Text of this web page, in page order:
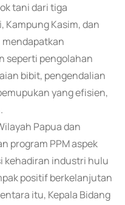
tani dari tiga
Kampung Kasim, dan
mendapatkan
seperti pengolahan
bibit, pengendalian
yang efisien,
Papua dan
program PPM aspek
kehadiran industri hulu
positif berkelanjutan
itu, Kepala Bidang